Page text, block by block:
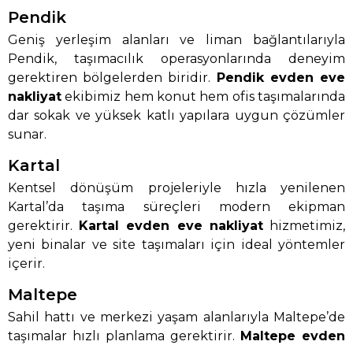
Pendik
Geniş yerleşim alanları ve liman bağlantılarıyla
Pendik, taşımacılık operasyonlarında deneyim
gerektiren bölgelerden biridir.
Pendik evden eve
nakliyat ekibimiz hem konut hem ofis taşımalarında
dar sokak ve yüksek katlı yapılara uygun çözümler
sunar.
Kartal
Kentsel dönüşüm projeleriyle hızla yenilenen
Kartal’da taşıma süreçleri modern ekipman
gerektirir.
Kartal evden eve nakliyathizmetimiz,
yeni binalar ve site taşımaları için ideal yöntemler
içerir.
Maltepe
Sahil hattı ve merkezi yaşam alanlarıyla Maltepe’de
taşımalar hızlı planlama gerektirir. Maltepe evden